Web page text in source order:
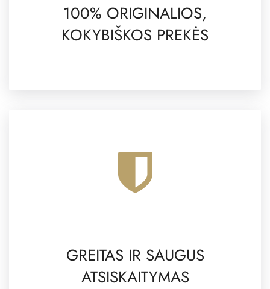
100% ORIGINALIOS,
KOKYBIŠKOS PREKĖS
GREITAS IR SAUGUS
ATSISKAITYMAS